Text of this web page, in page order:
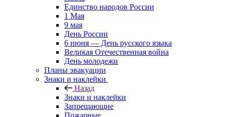
Единство народов России
1 Мая
9 мая
День России
6 июня — День русского языка
Великая Отечественная война
День молодежи
Планы эвакуации
Знаки и наклейки
Назад
Знаки и наклейки
Запрещающие
Пожарные